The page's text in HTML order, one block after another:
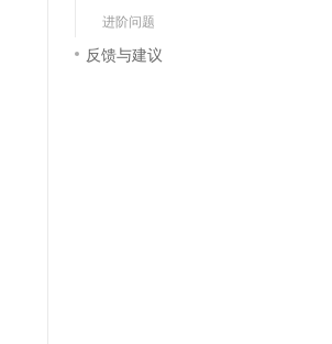
进阶问题
反馈与建议